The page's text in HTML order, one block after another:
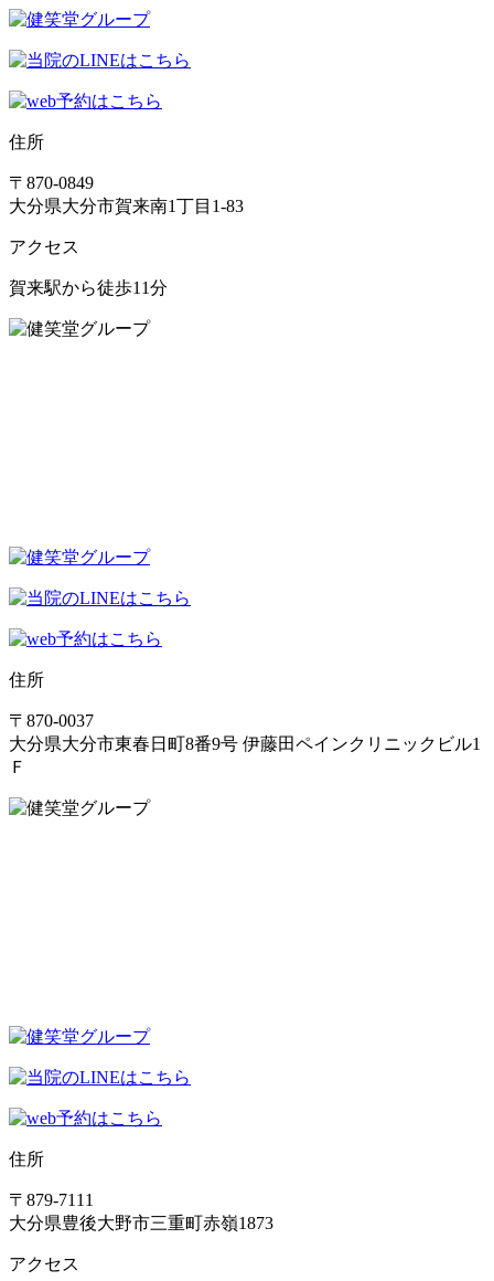
住所
〒870-0849
大分県大分市賀来南1丁目1-83
アクセス
賀来駅から徒歩11分
住所
〒870-0037
大分県大分市東春日町8番9号 伊藤田ペインクリニックビル1
Ｆ
住所
〒879-7111
大分県豊後大野市三重町赤嶺1873
アクセス